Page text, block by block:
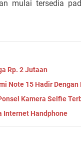
mulai tersedia
Rp. 2 Jutaan
Note 15 Hadir Dengan
Kamera Selfie
Internet Handphone